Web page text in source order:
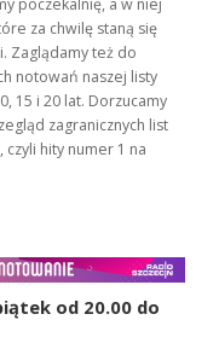
poczekalnię, a w niej
za chwilę staną się
Zaglądamy też do
notowań naszej listy
15 i 20 lat. Dorzucamy
zagranicznych list
hity numer 1 na
od 20.00 do